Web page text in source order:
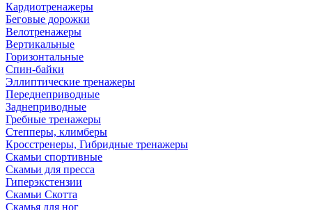
Кардиотренажеры
Беговые дорожки
Велотренажеры
Вертикальные
Горизонтальные
Спин-байки
Эллиптические тренажеры
Переднеприводные
Заднеприводные
Гребные тренажеры
Степперы, климберы
Кросстренеры, Гибридные тренажеры
Скамьи спортивные
Скамьи для пресса
Гиперэкстензии
Скамьи Скотта
Скамья для ног